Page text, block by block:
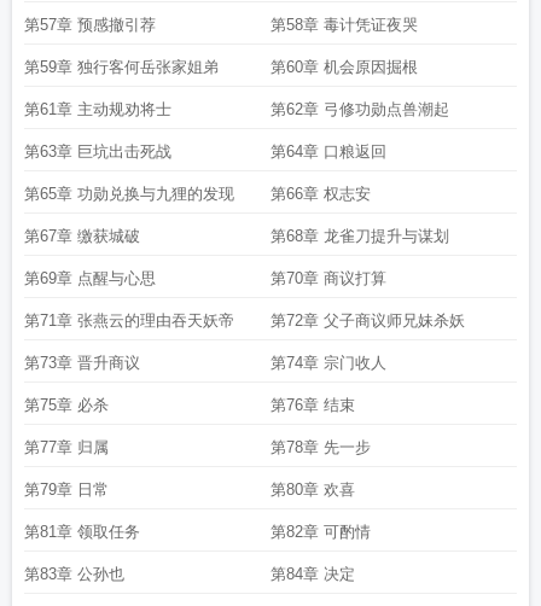
第57章 预感撤引荐 第58章 毒计凭证夜哭
第59章 独行客何岳张家姐弟 第60章 机会原因掘根
第61章 主动规劝将士 第62章 弓修功勋点兽潮起
第63章 巨坑出击死战 第64章 口粮返回
第65章 功勋兑换与九狸的发现 第66章 权志安
第67章 缴获城破 第68章 龙雀刀提升与谋划
第69章 点醒与心思 第70章 商议打算
第71章 张燕云的理由吞天妖帝 第72章 父子商议师兄妹杀妖
第73章 晋升商议 第74章 宗门收人
第75章 必杀 第76章 结束
第77章 归属 第78章 先一步
第79章 日常 第80章 欢喜
第81章 领取任务 第82章 可酌情
第83章 公孙也 第84章 决定